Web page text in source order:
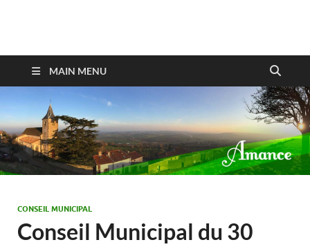
Amance
MAIN MENU
CONSEIL MUNICIPAL
Conseil Municipal du 30